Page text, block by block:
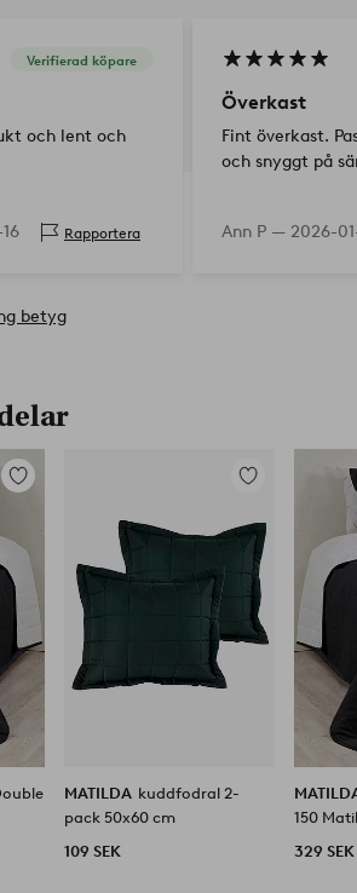
Verifierad köpare
och lent och
Rapportera
Överkast
Fint överkast.
och snyggt på
Ann P — 2026-
betyg
Lägg
favoriter
Lägg
favoriter
MATILDA kuddfodral 2-
pack 50x60 cm
109 SEK
150
329 SEK